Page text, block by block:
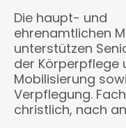
Die haupt- und
ehrenamtlichen
unterstützen
der Körperpflege
Mobilisierung
Verpflegung.
christlich, nach